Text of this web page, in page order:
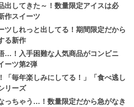
出してきた～！数量限定アイスは必
作スイーツ
ツしれっと出してる！期間限定だから
る新作
…！入手困難な人気商品がコンビニ
ーツ第2弾
「毎年楽しみにしてる！」「食べ逃し
リーズ
っちゃう…！数量限定だから急がなき